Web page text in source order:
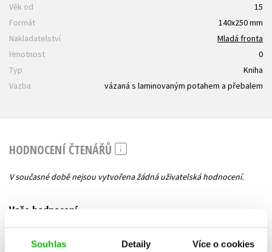
Souhlas Detaily Více o cookies
Věk od
15
Formát
140x250 mm
Nakladatelství
Mladá fronta
Hmotnost
0
Typ
Kniha
Vazba
vázaná s laminovaným potahem a přebalem
HODNOCENÍ ČTENÁŘŮ
V současné době nejsou vytvořena žádná uživatelská hodnocení.
Vaše hodnocení
Uživatelskou recenzi mohou vkládat pouze registrovaní uživatelé